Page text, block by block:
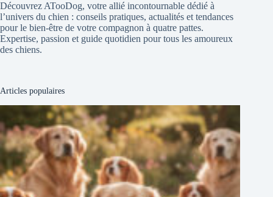
Découvrez ATooDog, votre allié incontournable dédié à
l’univers du chien : conseils pratiques, actualités et tendances
pour le bien-être de votre compagnon à quatre pattes.
Expertise, passion et guide quotidien pour tous les amoureux
des chiens.
Articles populaires